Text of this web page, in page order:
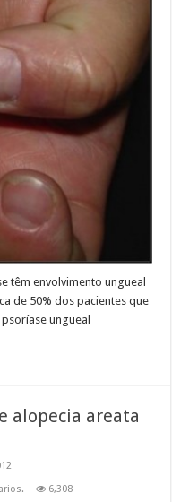
têm envolvimento ungueal
de 50% dos pacientes que
ungueal
alopecia areata
6,308